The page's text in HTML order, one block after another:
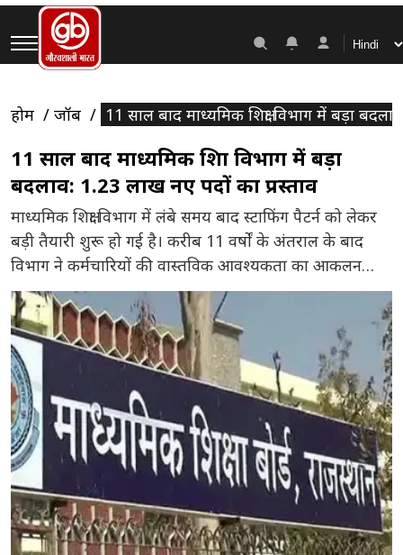
होम जॉब 11 साल बाद माध्यमिक शिक्षा विभाग में बड़ा
11 साल बाद माध्यमिक शिक्षा विभाग में बड़ा
बदलाव: 1.23 लाख नए पदों का प्रस्ताव
माध्यमिक शिक्षा विभाग में लंबे समय बाद स्टाफिंग पैटर्न को लेकर
बड़ी तैयारी शुरू हो गई है। करीब 11 वर्षों के अंतराल के बाद
विभाग ने कर्मचारियों की वास्तविक आवश्यकता का आकलन
करते हुए नए स्टाफिंग पैटर्न का प्रस्ताव तैयार किया है। यदि इस
प्रस्ताव को मंजूरी मिलती है, तो विभाग में पदों की संख्या […]